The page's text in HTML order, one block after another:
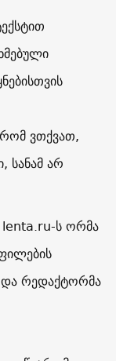
რომ ვთქვათ,
სანამ არ
lenta.ru-ს ორმა
რედაქტორმა